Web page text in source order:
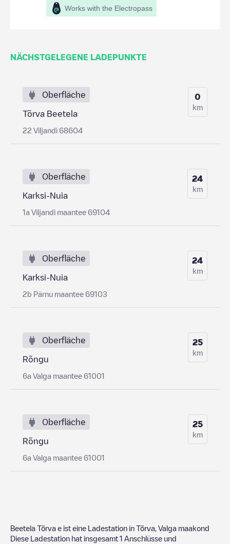
Works with the Electropass
NÄCHSTGELEGENE LADEPUNKTE
Oberfläche
Tõrva Beetela
22 Viljandi 68604
0
km
Oberfläche
Karksi-Nuia
1a Viljandi maantee 69104
24
km
Oberfläche
Karksi-Nuia
2b Pärnu maantee 69103
24
km
Oberfläche
Rõngu
6a Valga maantee 61001
25
km
Oberfläche
Rõngu
6a Valga maantee 61001
25
km
Beetela Tõrva e ist eine Ladestation in Tõrva Valga maakond
Diese Ladestation hat insgesamt 1 Anschlüsse und